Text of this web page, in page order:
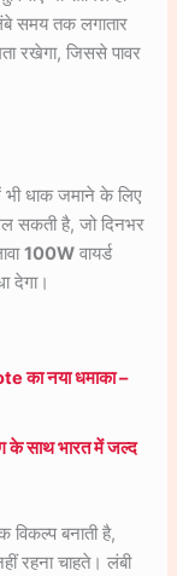
समय तक लगातार
रखेगा, जिससे पावर
भी धाक जमाने के लिए
सकती है, जो दिनभर
100W वायर्ड
देगा।
का नया धमाका –
के साथ भारत में जल्द
विकल्प बनाती है,
रहना चाहते। लंबी